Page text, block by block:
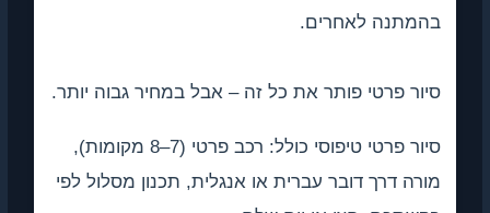
לאחרים.
פרטי פותר את כל זה – אבל במחיר גבוה יותר.
סיור פרטי טיפוסי כולל: רכב פרטי (7–8 מקומות),
דרך דובר עברית או אנגלית, תכנון מסלול לפי